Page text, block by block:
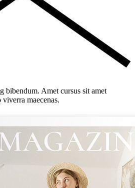
bibendum. Amet cursus sit amet
maecenas.